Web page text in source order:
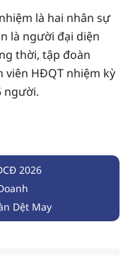
là hai nhân sự
là người đại diện
thời, tập đoàn
viên HĐQT nhiệm kỳ
người.
2026
Dệt May